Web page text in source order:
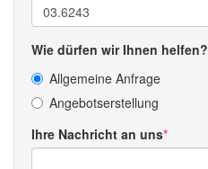
Wie dürfen wir Ihnen helfen?
Allgemeine Anfrage
Angebotserstellung
Ihre Nachricht an uns